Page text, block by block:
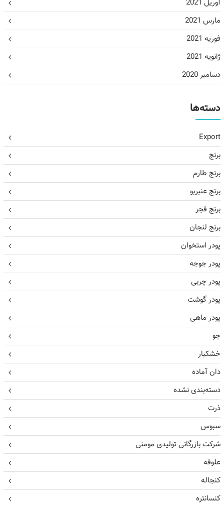
آوریل 2021
مارس 2021
فوریه 2021
ژانویه 2021
دسامبر 2020
دسته‌ها
Export
برنج
برنج طارم
برنج عنبربو
برنج فجر
برنج لنجان
پودر استخوان
پودر جوجه
پودر چربی
پودر گوشت
پودر ماهی
جو
خشکبار
دان آماده
دسته‌بندی نشده
ذرت
سبوس
شرکت بازرگانی تولیدی مومنی
علوفه
کنجاله
کنسانتره